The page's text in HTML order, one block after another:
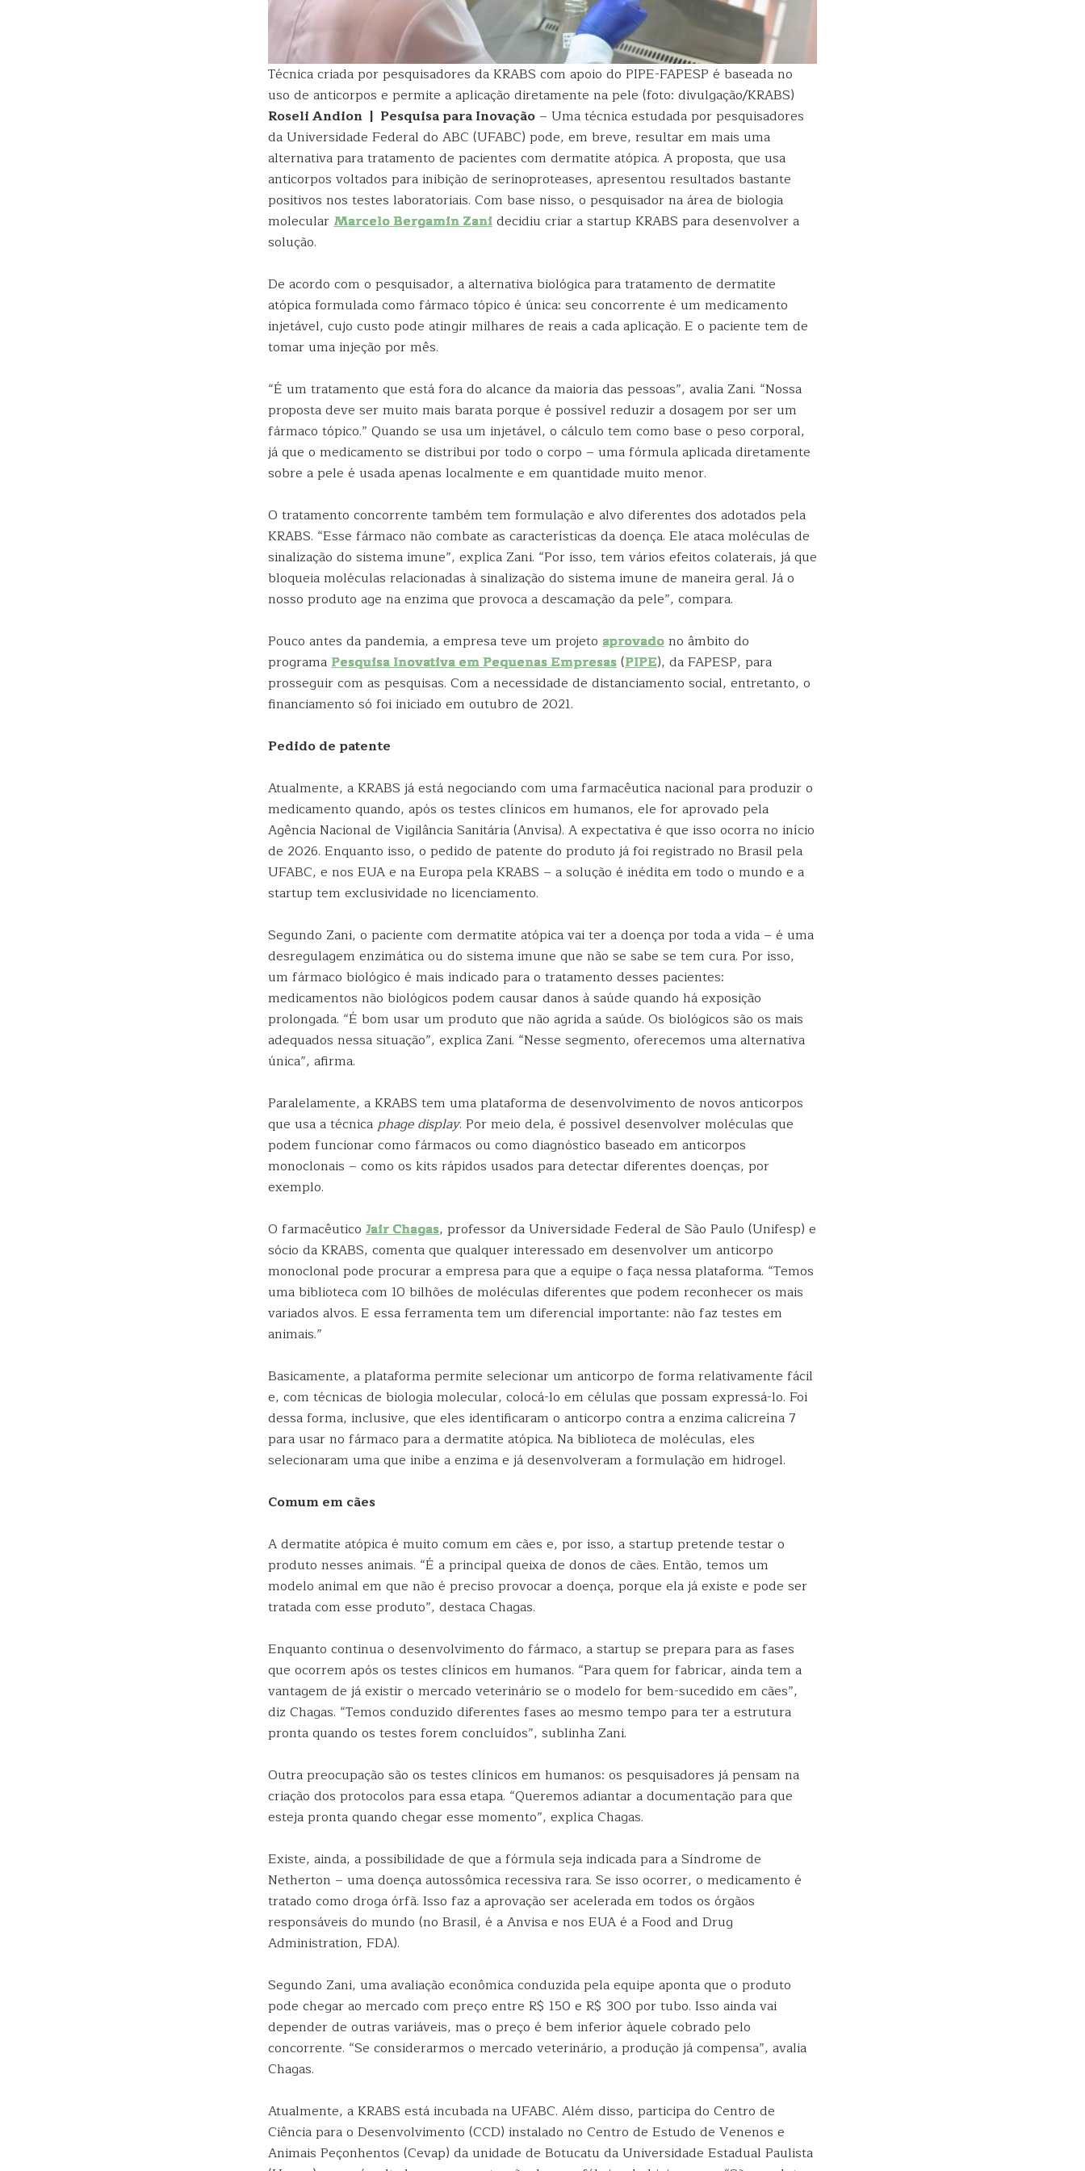
Técnica criada por pesquisadores da KRABS com apoio do PIPE-FAPESP é baseada no
uso de anticorpos e permite a aplicação diretamente na pele (foto: divulgação/KRABS)
Roseli Andion | Pesquisa para Inovação – Uma técnica estudada por pesquisadores
da Universidade Federal do ABC (UFABC) pode, em breve, resultar em mais uma
alternativa para tratamento de pacientes com dermatite atópica. A proposta, que usa
anticorpos voltados para inibição de serinoproteases, apresentou resultados bastante
positivos nos testes laboratoriais. Com base nisso, o pesquisador na área de biologia
molecularMarcelo Bergamin Zanidecidiu criar a startup KRABS para desenvolver a
solução.
De acordo com o pesquisador, a alternativa biológica para tratamento de dermatite
atópica formulada como fármaco tópico é única: seu concorrente é um medicamento
injetável, cujo custo pode atingir milhares de reais a cada aplicação. E o paciente tem de
tomar uma injeção por mês.
“É um tratamento que está fora do alcance da maioria das pessoas”, avalia Zani. “Nossa
proposta deve ser muito mais barata porque é possível reduzir a dosagem por ser um
fármaco tópico.” Quando se usa um injetável, o cálculo tem como base o peso corporal,
já que o medicamento se distribui por todo o corpo – uma fórmula aplicada diretamente
sobre a pele é usada apenas localmente e em quantidade muito menor.
O tratamento concorrente também tem formulação e alvo diferentes dos adotados pela
KRABS. “Esse fármaco não combate as características da doença. Ele ataca moléculas de
sinalização do sistema imune”, explica Zani. “Por isso, tem vários efeitos colaterais, já que
bloqueia moléculas relacionadas à sinalização do sistema imune de maneira geral. Já o
nosso produto age na enzima que provoca a descamação da pele”, compara.
Pouco antes da pandemia, a empresa teve um projeto aprovadono âmbito do
programaPesquisa Inovativa em Pequenas Empresas(PIPE), da FAPESP, para
prosseguir com as pesquisas. Com a necessidade de distanciamento social, entretanto, o
financiamento só foi iniciado em outubro de 2021.
Pedido de patente
Atualmente, a KRABS já está negociando com uma farmacêutica nacional para produzir o
medicamento quando, após os testes clínicos em humanos, ele for aprovado pela
Agência Nacional de Vigilância Sanitária (Anvisa). A expectativa é que isso ocorra no início
de 2026. Enquanto isso, o pedido de patente do produto já foi registrado no Brasil pela
UFABC, e nos EUA e na Europa pela KRABS – a solução é inédita em todo o mundo e a
startup tem exclusividade no licenciamento.
Segundo Zani, o paciente com dermatite atópica vai ter a doença por toda a vida – é uma
desregulagem enzimática ou do sistema imune que não se sabe se tem cura. Por isso,
um fármaco biológico é mais indicado para o tratamento desses pacientes:
medicamentos não biológicos podem causar danos à saúde quando há exposição
prolongada. “É bom usar um produto que não agrida a saúde. Os biológicos são os mais
adequados nessa situação”, explica Zani. “Nesse segmento, oferecemos uma alternativa
única”, afirma.
Paralelamente, a KRABS tem uma plataforma de desenvolvimento de novos anticorpos
que usa a técnica phage display. Por meio dela, é possível desenvolver moléculas que
podem funcionar como fármacos ou como diagnóstico baseado em anticorpos
monoclonais – como os kits rápidos usados para detectar diferentes doenças, por
exemplo.
O farmacêutico Jair Chagas, professor da Universidade Federal de São Paulo (Unifesp) e
sócio da KRABS, comenta que qualquer interessado em desenvolver um anticorpo
monoclonal pode procurar a empresa para que a equipe o faça nessa plataforma. “Temos
uma biblioteca com 10 bilhões de moléculas diferentes que podem reconhecer os mais
variados alvos. E essa ferramenta tem um diferencial importante: não faz testes em
animais.”
Basicamente, a plataforma permite selecionar um anticorpo de forma relativamente fácil
e, com técnicas de biologia molecular, colocá-lo em células que possam expressá-lo. Foi
dessa forma, inclusive, que eles identificaram o anticorpo contra a enzima calicreína 7
para usar no fármaco para a dermatite atópica. Na biblioteca de moléculas, eles
selecionaram uma que inibe a enzima e já desenvolveram a formulação em hidrogel.
Comum em cães
A dermatite atópica é muito comum em cães e, por isso, a startup pretende testar o
produto nesses animais. “É a principal queixa de donos de cães. Então, temos um
modelo animal em que não é preciso provocar a doença, porque ela já existe e pode ser
tratada com esse produto”, destaca Chagas.
Enquanto continua o desenvolvimento do fármaco, a startup se prepara para as fases
que ocorrem após os testes clínicos em humanos. “Para quem for fabricar, ainda tem a
vantagem de já existir o mercado veterinário se o modelo for bem-sucedido em cães”,
diz Chagas. “Temos conduzido diferentes fases ao mesmo tempo para ter a estrutura
pronta quando os testes forem concluídos”, sublinha Zani.
Outra preocupação são os testes clínicos em humanos: os pesquisadores já pensam na
criação dos protocolos para essa etapa. “Queremos adiantar a documentação para que
esteja pronta quando chegar esse momento”, explica Chagas.
Existe, ainda, a possibilidade de que a fórmula seja indicada para a Síndrome de
Netherton – uma doença autossômica recessiva rara. Se isso ocorrer, o medicamento é
tratado como droga órfã. Isso faz a aprovação ser acelerada em todos os órgãos
responsáveis do mundo (no Brasil, é a Anvisa e nos EUA é a Food and Drug
Administration, FDA).
Segundo Zani, uma avaliação econômica conduzida pela equipe aponta que o produto
pode chegar ao mercado com preço entre R$ 150 e R$ 300 por tubo. Isso ainda vai
depender de outras variáveis, mas o preço é bem inferior àquele cobrado pelo
concorrente. “Se considerarmos o mercado veterinário, a produção já compensa”, avalia
Chagas.
Atualmente, a KRABS está incubada na UFABC. Além disso, participa do Centro de
Ciência para o Desenvolvimento (CCD) instalado no Centro de Estudo de Venenos e
Animais Peçonhentos (Cevap) da unidade de Botucatu da Universidade Estadual Paulista